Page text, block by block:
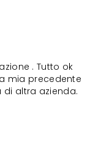
. Tutto ok
mia precedente
di altra azienda.